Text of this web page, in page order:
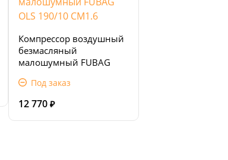
Компрессор воздушный
безмасляный
малошумный FUBAG
Под заказ
12 770 ₽